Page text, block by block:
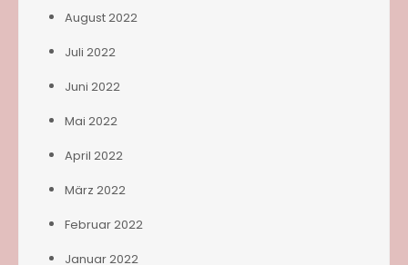
August 2022
Juli 2022
Juni 2022
Mai 2022
April 2022
März 2022
Februar 2022
Januar 2022